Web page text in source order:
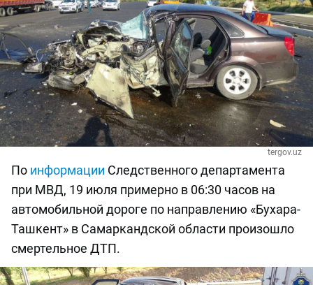
tergov.uz
По информации Следственного департамента
при МВД, 19 июля примерно в 06:30 часов на
автомобильной дороге по направлению «Бухара-
Ташкент» в Самаркандской области произошло
смертельное ДТП.